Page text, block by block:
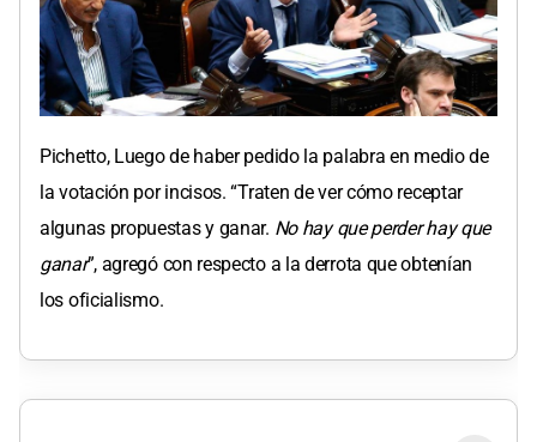
Pichetto, Luego de haber pedido la palabra en medio de
la votación por incisos. “Traten de ver cómo receptar
algunas propuestas y ganar. No hay que perder hay que
ganar”, agregó con respecto a la derrota que obtenían
los oficialismo.